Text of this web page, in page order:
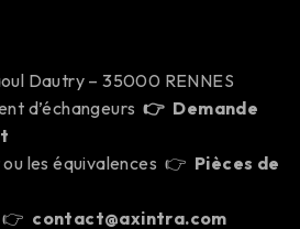
Dautry – 35000 RENNES
d’échangeurs👉 Demande
les équivalences 👉 Pièces de
👉 contact@axintra.com